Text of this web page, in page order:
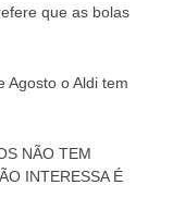
que as bolas
Agosto o Aldi tem
NÃO TEM
INTERESSA É